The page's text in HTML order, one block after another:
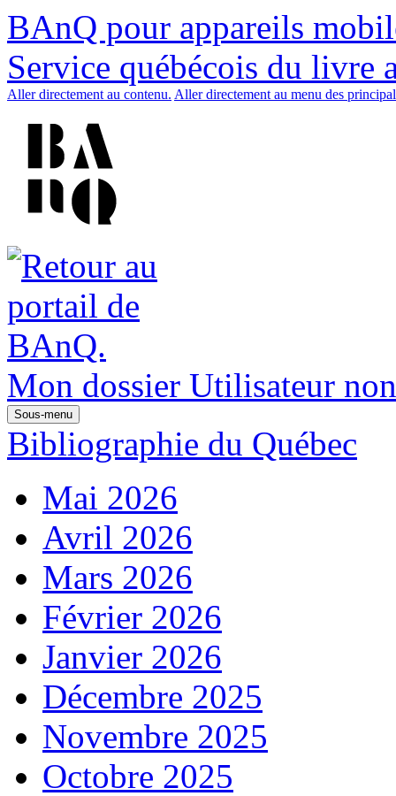
BAnQ pour appareils
Service québécois du livre
Aller directement au contenu. Aller directement au menu des
Mon dossier Utilisateur
Sous-menu
Bibliographie du Québec
Mai 2026
Avril 2026
Mars 2026
Février 2026
Janvier 2026
Décembre 2025
Novembre 2025
Octobre 2025